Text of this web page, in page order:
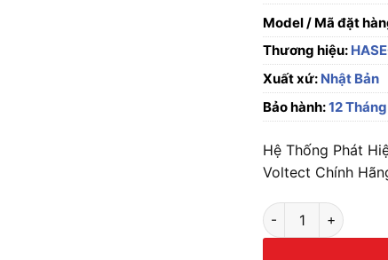
Model / Mã đặt
Thương hiệu:
Xuất xứ: Nhật Bản
Bảo hành:12 Tháng
Hệ Thống Phát
Voltect Chính
Hệ Thống Phát